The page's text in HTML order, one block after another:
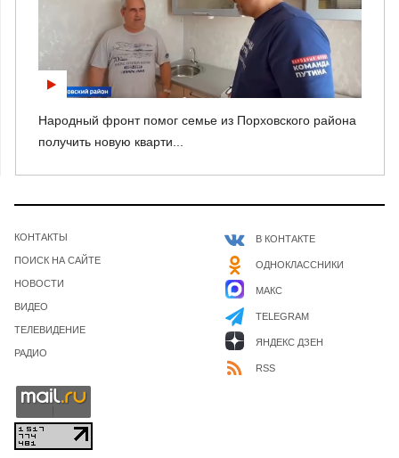
Народный фронт помог семье из Порховского района
получить новую кварти...
КОНТАКТЫ
ПОИСК НА САЙТЕ
НОВОСТИ
ВИДЕО
ТЕЛЕВИДЕНИЕ
РАДИО
В КОНТАКТЕ
ОДНОКЛАССНИКИ
МАКС
TELEGRAM
ЯНДЕКС ДЗЕН
RSS